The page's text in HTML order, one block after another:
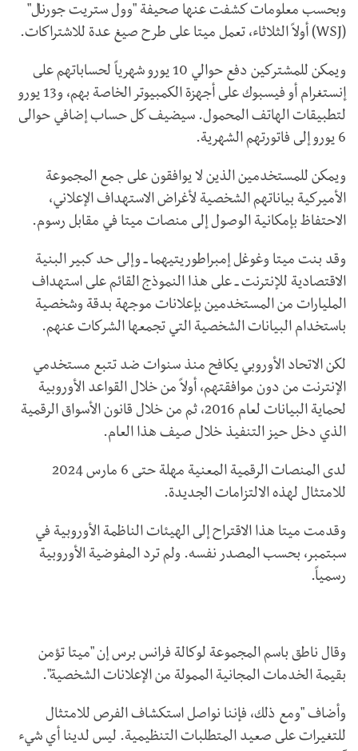
وبحسب معلومات كشفت عنها صحيفة "وول ستريت جورنال"
(WSJ) أولاً الثلاثاء، تعمل ميتا على طرح صيغ عدة للاشتراكات.
ويمكن للمشتركين دفع حوالي 10 يورو شهرياً لحساباتهم على
إنستغرام أو فيسبوك على أجهزة الكمبيوتر الخاصة بهم، و13 يورو
لتطبيقات الهاتف المحمول. سيضيف كل حساب إضافي حوالى
6 يورو إلى فاتورتهم الشهرية.
ويمكن للمستخدمين الذين لا يوافقون على جمع المجموعة
الأميركية بياناتهم الشخصية لأغراض الاستهداف الإعلاني،
الاحتفاظ بإمكانية الوصول إلى منصات ميتا في مقابل رسوم.
وقد بنت ميتا وغوغل إمبراطوريتيهما ــ وإلى حد كبير البنية
الاقتصادية للإنترنت ــ على هذا النموذج القائم على استهداف
المليارات من المستخدمين بإعلانات موجهة بدقة وشخصية
باستخدام البيانات الشخصية التي تجمعها الشركات عنهم.
لكن الاتحاد الأوروبي يكافح منذ سنوات ضد تتبع مستخدمي
الإنترنت من دون موافقتهم، أولاً من خلال القواعد الأوروبية
لحماية البيانات لعام 2016، ثم من خلال قانون الأسواق الرقمية
الذي دخل حيز التنفيذ خلال صيف هذا العام.
لدى المنصات الرقمية المعنية مهلة حتى 6 مارس 2024
للامتثال لهذه الالتزامات الجديدة.
وقدمت ميتا هذا الاقتراح إلى الهيئات الناظمة الأوروبية في
سبتمبر، بحسب المصدر نفسه. ولم ترد المفوضية الأوروبية
رسمياً.
وقال ناطق باسم المجموعة لوكالة فرانس برس إن "ميتا تؤمن
بقيمة الخدمات المجانية الممولة من الإعلانات الشخصية".
وأضاف "ومع ذلك، فإننا نواصل استكشاف الفرص للامتثال
للتغيرات على صعيد المتطلبات التنظيمية. ليس لدينا أي شيء